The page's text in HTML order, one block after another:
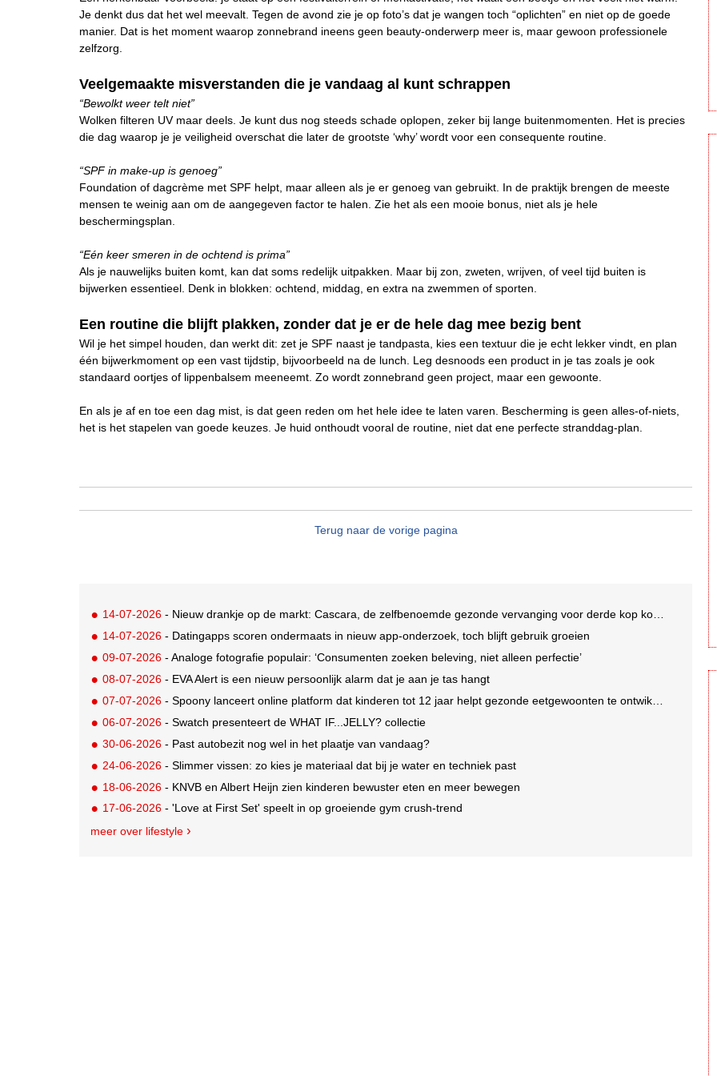
Je denkt dus dat het wel meevalt. Tegen de avond zie je op foto’s dat je wangen toch “oplichten” en niet op de goede
manier. Dat is het moment waarop zonnebrand ineens geen beauty-onderwerp meer is, maar gewoon professionele
zelfzorg.
Veelgemaakte misverstanden die je vandaag al kunt schrappen
“Bewolkt weer telt niet”
Wolken filteren UV maar deels. Je kunt dus nog steeds schade oplopen, zeker bij lange buitenmomenten. Het is precies
die dag waarop je je veiligheid overschat die later de grootste ‘why’ wordt voor een consequente routine.
“SPF in make-up is genoeg”
Foundation of dagcrème met SPF helpt, maar alleen als je er genoeg van gebruikt. In de praktijk brengen de meeste
mensen te weinig aan om de aangegeven factor te halen. Zie het als een mooie bonus, niet als je hele
beschermingsplan.
“Eén keer smeren in de ochtend is prima”
Als je nauwelijks buiten komt, kan dat soms redelijk uitpakken. Maar bij zon, zweten, wrijven, of veel tijd buiten is
bijwerken essentieel. Denk in blokken: ochtend, middag, en extra na zwemmen of sporten.
Een routine die blijft plakken, zonder dat je er de hele dag mee bezig bent
Wil je het simpel houden, dan werkt dit: zet je SPF naast je tandpasta, kies een textuur die je echt lekker vindt, en plan
één bijwerkmoment op een vast tijdstip, bijvoorbeeld na de lunch. Leg desnoods een product in je tas zoals je ook
standaard oortjes of lippenbalsem meeneemt. Zo wordt zonnebrand geen project, maar een gewoonte.
En als je af en toe een dag mist, is dat geen reden om het hele idee te laten varen. Bescherming is geen alles-of-niets,
het is het stapelen van goede keuzes. Je huid onthoudt vooral de routine, niet dat ene perfecte stranddag-plan.
Terug naar de vorige pagina
14-07-2026 - Nieuw drankje op de markt: Cascara, de zelfbenoemde gezonde vervanging voor derde kop koffie
14-07-2026 - Datingapps scoren ondermaats in nieuw app-onderzoek, toch blijft gebruik groeien
09-07-2026 - Analoge fotografie populair: ‘Consumenten zoeken beleving, niet alleen perfectie’
08-07-2026 - EVA Alert is een nieuw persoonlijk alarm dat je aan je tas hangt
07-07-2026 - Spoony lanceert online platform dat kinderen tot 12 jaar helpt gezonde eetgewoonten te ontwikkelen
06-07-2026 - Swatch presenteert de WHAT IF...JELLY? collectie
30-06-2026 - Past autobezit nog wel in het plaatje van vandaag?
24-06-2026 - Slimmer vissen: zo kies je materiaal dat bij je water en techniek past
18-06-2026 - KNVB en Albert Heijn zien kinderen bewuster eten en meer bewegen
17-06-2026 - 'Love at First Set' speelt in op groeiende gym crush-trend
meer over lifestyle